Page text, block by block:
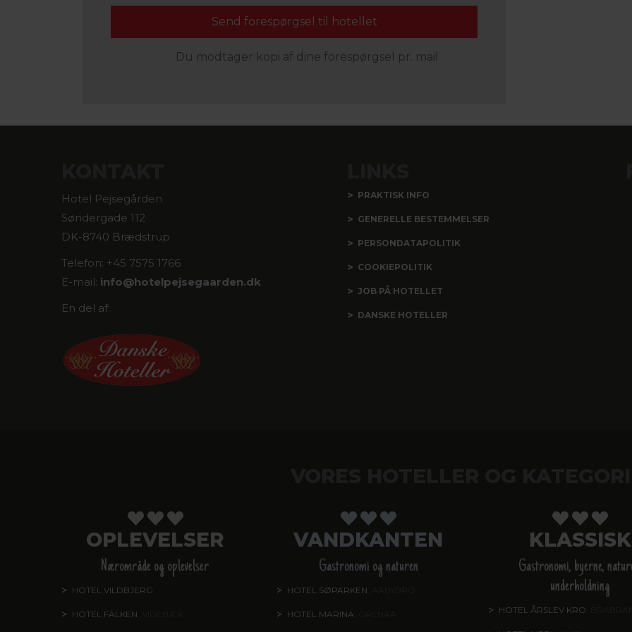
Du modtager kopi af dine forespørgsel pr. mail
Hotel Pejsegården
Søndergade 112
DK-8740 Brædstrup
Telefon: +45 7575 1766
E-mail: info@hotelpejsegaarden.dk
En del af:
PRAKTISK INFO
GENERELLE BESTEMMELSER
PERSONDATAPOLITIK
COOKIEPOLITIK
JOB PÅ HOTELLET
DANSKE HOTELLER
OPLEVELSER
Nærområde og oplevelser
HOTEL VILDBJERG
HOTEL FALKEN
VANDKANTEN
Gastronomi og naturen
HOTEL SØPARKEN
HOTEL MARINA
KLASSISK
Gastronomi, byerne,
underholdning
HOTEL ÅRSLEV KRO